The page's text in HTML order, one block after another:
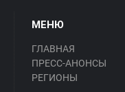
МЕНЮ
ГЛАВНАЯ
ПРЕСС-АНОНСЫ
РЕГИОНЫ